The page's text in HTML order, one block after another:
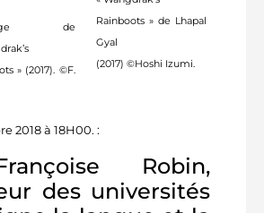
Rainboots » de Lhapal
Gyal
(2017) ©Hoshi Izumi.
de
» (2017). ©F.
2018 à 18H00. :
Robin,
des universités